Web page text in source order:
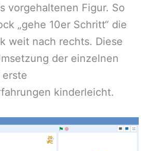
vorgehaltenen Figur. So
„gehe 10er Schritt“ die
weit nach rechts. Diese
der einzelnen
kinderleicht.